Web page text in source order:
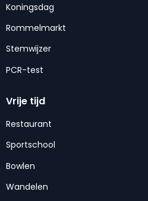
Koningsdag
Rommelmarkt
Stemwijzer
PCR-test
Vrije tijd
Restaurant
Sportschool
Bowlen
Wandelen